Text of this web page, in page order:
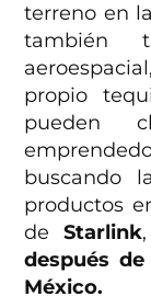
terreno en
también
propio
pueden
buscando
productos
deStarlink,
después
México.